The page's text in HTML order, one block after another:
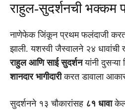
राहुल-सुदर्शनची भक्कम
नाणेफेक जिंकून प्रथम फलंदाजी
झाली. यशस्वी जैस्वालने २४
राहुल आणि साई सुदर्शनयांनी दुसऱ्या
शानदार भागीदारीकरत डावाला
सुदर्शनने १३ चौकारांसह ८१ धावा